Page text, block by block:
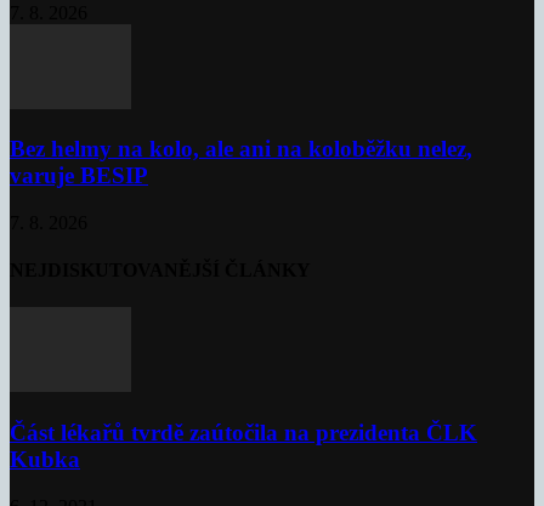
Bez helmy na kolo, ale ani na koloběžku nelez,
varuje BESIP
Část lékařů tvrdě zaútočila na prezidenta ČLK
Kubka